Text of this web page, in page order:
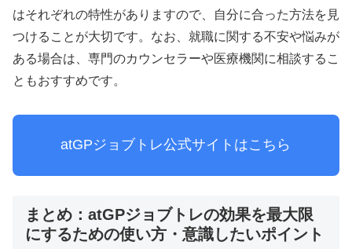
はそれぞれの特性がありますので、自分に合った方法を見
つけることが大切です。なお、就職に関する不安や悩みが
ある場合は、専門のカウンセラーや医療機関に相談するこ
ともおすすめです。
atGPジョブトレ公式サイトはこちら
まとめ：atGPジョブトレの効果を最大限
にするための使い方・意識したいポイント